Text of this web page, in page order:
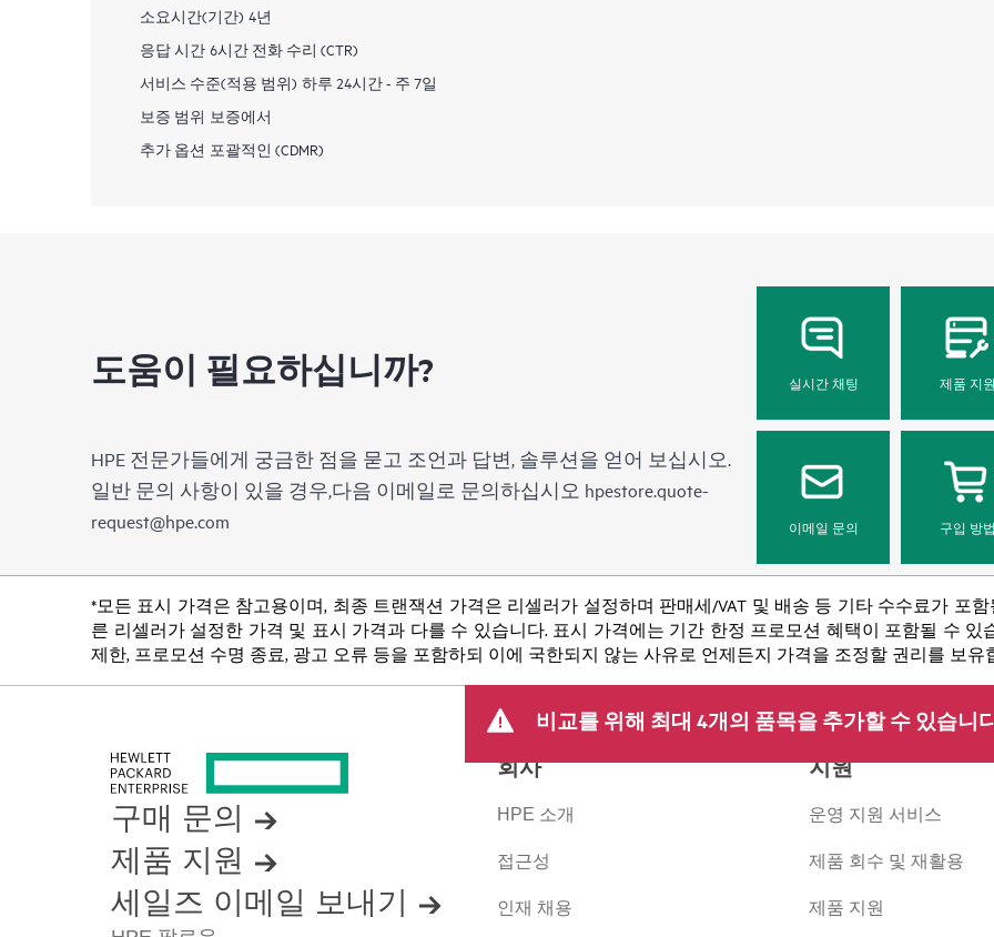
소요시간(기간) 4년
응답 시간 6시간 전화 수리 (CTR)
서비스 수준(적용 범위) 하루 24시간 - 주 7일
보증 범위 보증에서
추가 옵션 포괄적인 (CDMR)
도움이 필요하십니까?
HPE 전문가들에게 궁금한 점을 묻고 조언과 답변, 솔루션을 얻어 보십시오.
일반 문의 사항이 있을 경우,다음 이메일로 문의하십시오 hpestore.quote-
request@hpe.com
실시간 채팅 제품 지
이메일 문의 구입 방
*모든 표시 가격은 참고용이며, 최종 트랜잭션 가격은 리셀러가 설정하며 판매세/VAT 및 배송 등 기타 수수료가 포
른 리셀러가 설정한 가격 및 표시 가격과 다를 수 있습니다. 표시 가격에는 기간 한정 프로모션 혜택이 포함될 수 있
제한, 프로모션 수명 종료, 광고 오류 등을 포함하되 이에 국한되지 않는 사유로 언제든지 가격을 조정할 권리를 보유
비교를 위해 최대 4개의 품목을 추가할 수 있습니
구매 문의
제품 지원
세일즈 이메일 보내기
회사
HPE 소개
접근성
인재 채용
지원
운영 지원 서비스
제품 회수 및 재활용
제품 지원